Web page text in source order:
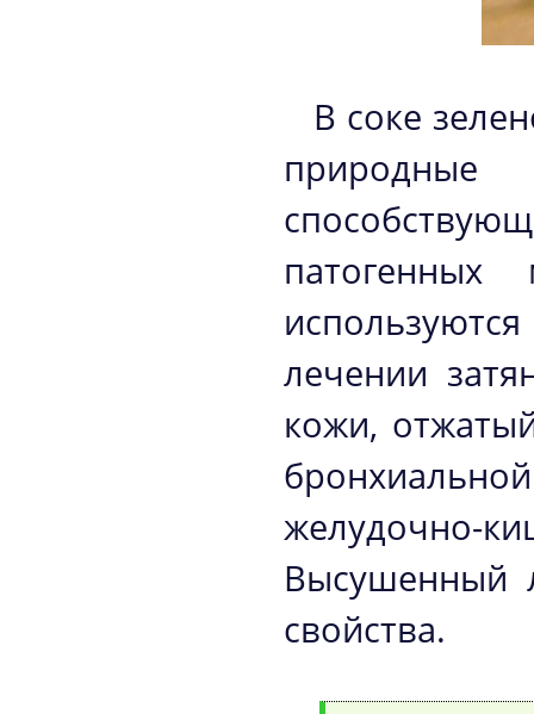
В соке
патогенных
лечении
кожи,
желудочно-
Высушенный
свойства.